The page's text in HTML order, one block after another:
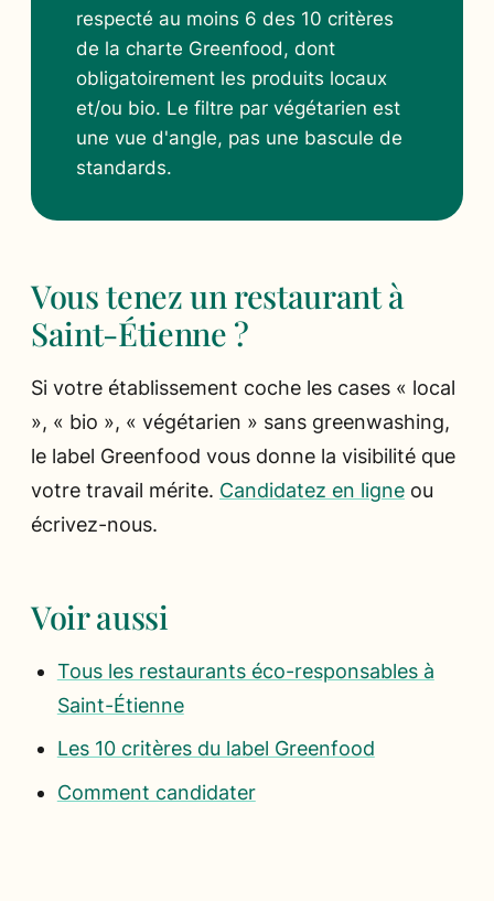
respecté au moins 6 des 10 critères
de la charte Greenfood, dont
obligatoirement les produits locaux
et/ou bio. Le filtre par végétarien est
une vue d'angle, pas une bascule de
standards.
Vous tenez un restaurant à
Saint-Étienne ?
Si votre établissement coche les cases « local
», « bio », « végétarien » sans greenwashing,
le label Greenfood vous donne la visibilité que
votre travail mérite. Candidatez en ligne ou
écrivez-nous.
Voir aussi
Tous les restaurants éco-responsables à
Saint-Étienne
Les 10 critères du label Greenfood
Comment candidater